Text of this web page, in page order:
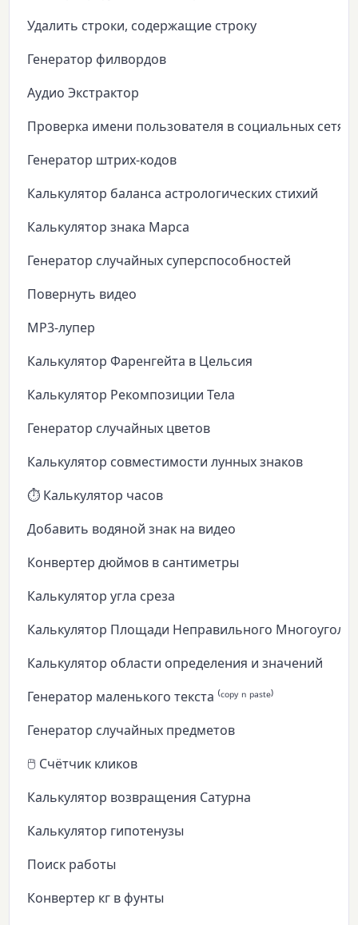
Удалить строки, содержащие строку
Генератор филвордов
Аудио Экстрактор
Проверка имени пользователя в социальных сетях
Генератор штрих-кодов
Калькулятор баланса астрологических стихий
Калькулятор знака Марса
Генератор случайных суперспособностей
Повернуть видео
MP3-лупер
Калькулятор Фаренгейта в Цельсия
Калькулятор Рекомпозиции Тела
Генератор случайных цветов
Калькулятор совместимости лунных знаков
⏱️ Калькулятор часов
Добавить водяной знак на видео
Конвертер дюймов в сантиметры
Калькулятор угла среза
Калькулятор Площади Неправильного
Калькулятор области определения и значений
Генератор маленького текста ⁽ᶜᵒᵖʸ ⁿ ᵖᵃˢᵗᵉ⁾
Генератор случайных предметов
🖱️ Счётчик кликов
Калькулятор возвращения Сатурна
Калькулятор гипотенузы
Поиск работы
Конвертер кг в фунты